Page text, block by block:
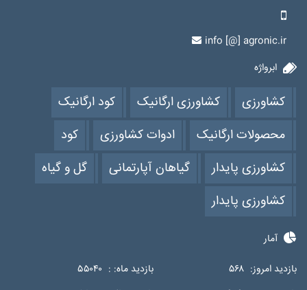
info [@] agronic.ir
ابرواژه
کشاورزی کشاورزی ارگانیک
کود ارگانیک
محصولات ارگانیک
ادوات کشاورزی
کود
کشاورزی پایدار
گیاهان آپارتمانی
گل و گیاه
کشاورزی پایدار
آمار
بازدید امروز: ۵۶۸ بازدید ماه: : ۵۵۰۴۰